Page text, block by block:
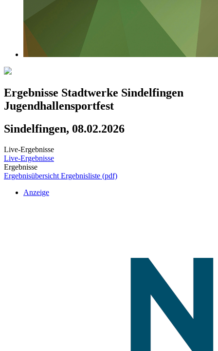
Ergebnisse Stadtwerke Sindelfingen
Jugendhallensportfest
Sindelfingen, 08.02.2026
Live-Ergebnisse
Live-Ergebnisse
Ergebnisse
Ergebnisübersicht Ergebnisliste (pdf)
Anzeige